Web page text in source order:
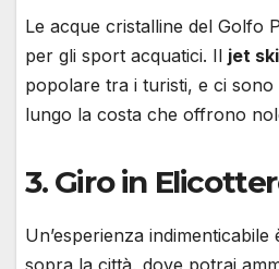
Le acque cristalline del Golfo
per gli sport acquatici. Il jet ski
popolare tra i turisti, e ci
lungo la costa che offrono
3. Giro in
Un’esperienza indimenticabile
sopra la città, dove potrai